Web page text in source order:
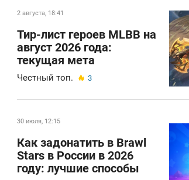
2 августа, 18:41
Тир-лист героев MLBB на
август 2026 года:
текущая мета
Честный топ. 3
30 июля, 12:15
Как задонатить в Brawl
Stars в России в 2026
году: лучшие способы